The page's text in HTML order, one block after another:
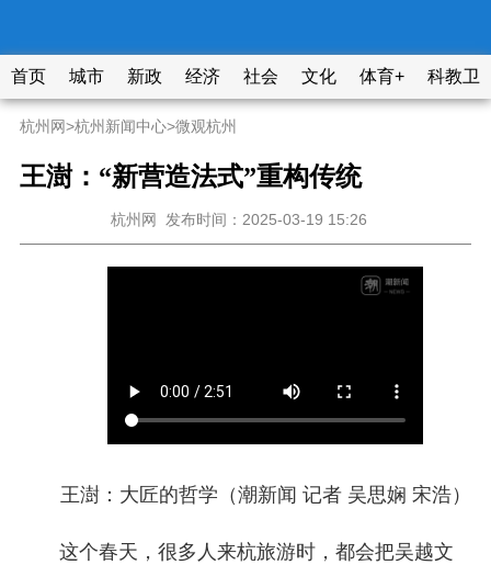
首页 城市 新政 经济 社会 文化 体育+ 科教卫
杭州网>杭州新闻中心>微观杭州
王澍：“新营造法式”重构传统
杭州网 发布时间：2025-03-19 15:26
王澍：大匠的哲学（潮新闻 记者 吴思娴 宋浩）
这个春天，很多人来杭旅游时，都会把吴越文